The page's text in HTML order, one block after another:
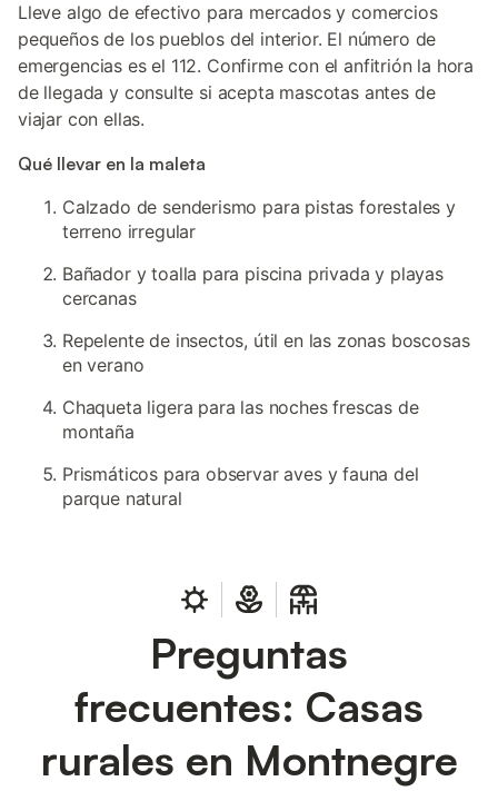
Lleve algo de efectivo para mercados y comercios
pequeños de los pueblos del interior. El número de
emergencias es el 112. Confirme con el anfitrión la hora
de llegada y consulte si acepta mascotas antes de
viajar con ellas.
Qué llevar en la maleta
Calzado de senderismo para pistas forestales y
terreno irregular
Bañador y toalla para piscina privada y playas
cercanas
Repelente de insectos, útil en las zonas boscosas
en verano
Chaqueta ligera para las noches frescas de
montaña
Prismáticos para observar aves y fauna del
parque natural
Preguntas
frecuentes: Casas
rurales en Montnegre